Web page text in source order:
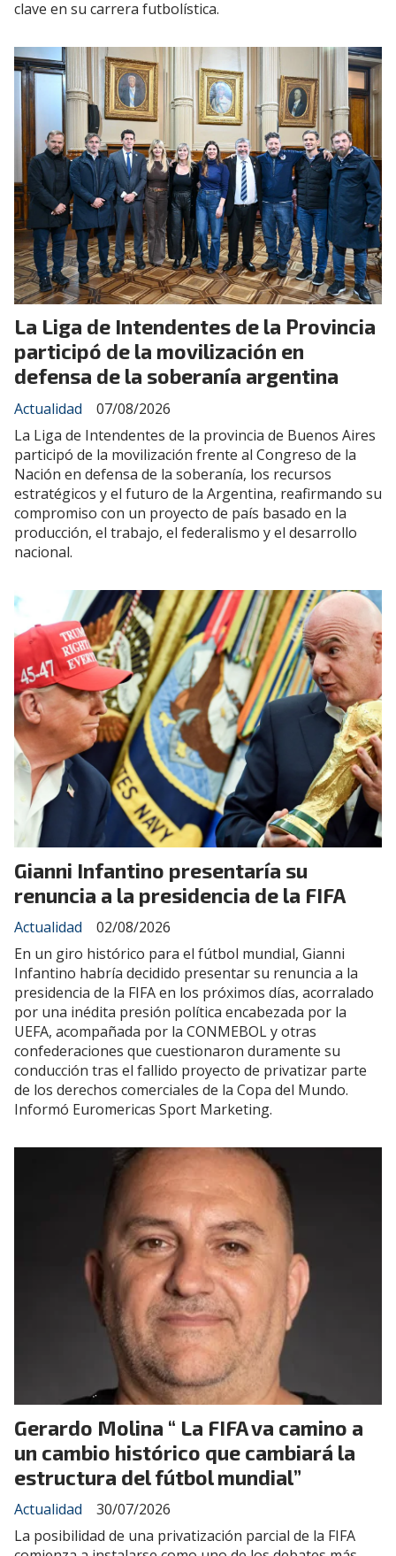
clave en su carrera futbolística.
La Liga de Intendentes de la Provincia
participó de la movilización en
defensa de la soberanía argentina
Actualidad
07/08/2026
La Liga de Intendentes de la provincia de Buenos Aires
participó de la movilización frente al Congreso de la
Nación en defensa de la soberanía, los recursos
estratégicos y el futuro de la Argentina, reafirmando su
compromiso con un proyecto de país basado en la
producción, el trabajo, el federalismo y el desarrollo
nacional.
Gianni Infantino presentaría su
renuncia a la presidencia de la FIFA
Actualidad
02/08/2026
En un giro histórico para el fútbol mundial, Gianni
Infantino habría decidido presentar su renuncia a la
presidencia de la FIFA en los próximos días, acorralado
por una inédita presión política encabezada por la
UEFA, acompañada por la CONMEBOL y otras
confederaciones que cuestionaron duramente su
conducción tras el fallido proyecto de privatizar parte
de los derechos comerciales de la Copa del Mundo.
Informó Euromericas Sport Marketing.
Gerardo Molina “ La FIFA va camino a
un cambio histórico que cambiará la
estructura del fútbol mundial”
Actualidad
30/07/2026
La posibilidad de una privatización parcial de la FIFA